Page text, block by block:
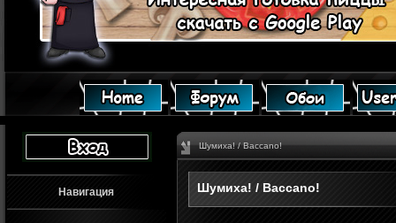
Навигация
Шумиха! / Baccano!
Шумиха! / Baccano!